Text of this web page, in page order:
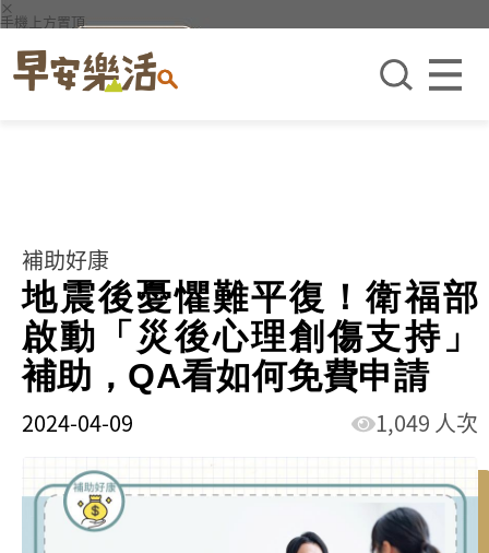
×
手機上方置頂
補助好康
地震後憂懼難平復！衛福部
啟動「災後心理創傷支持」
補助，QA看如何免費申請
2024-04-09 1,049 人次